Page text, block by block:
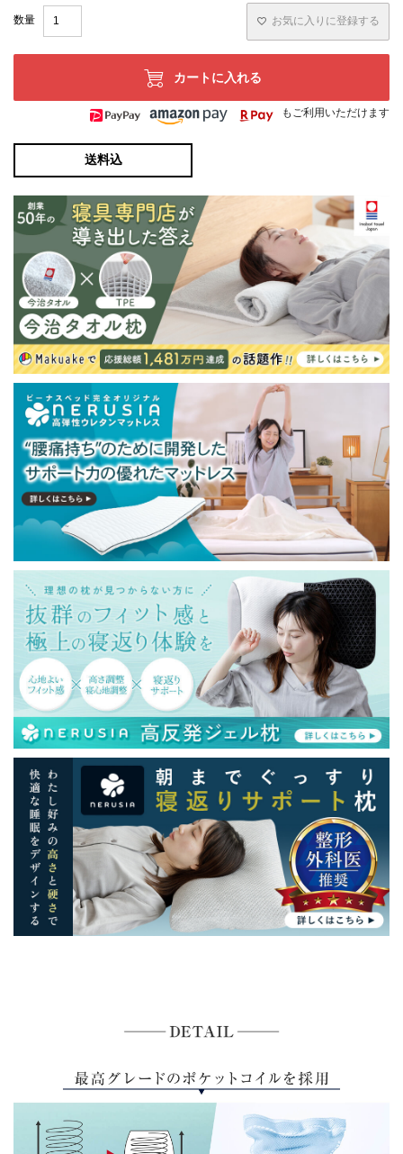
お気に入りに登録する
カートに入れる
もご利用いただけます
送料込